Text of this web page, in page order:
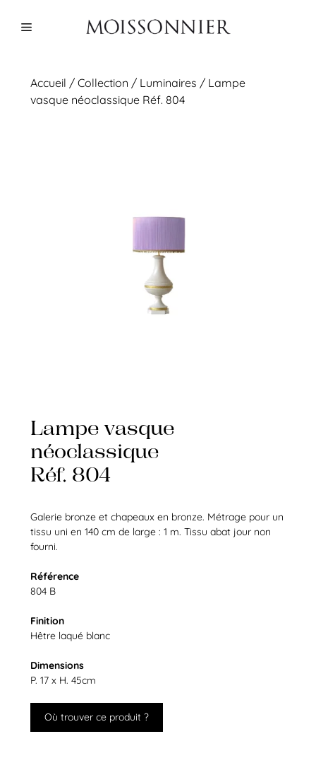
Menu
Accueil /Collection / Luminaires / Lampe
vasque néoclassique Réf. 804
Lampe vasque
néoclassique
Réf. 804
Galerie bronze et chapeaux en bronze. Métrage pour un
tissu uni en 140 cm de large : 1 m. Tissu abat jour non
fourni.
Référence
804 B
Finition
Hêtre laqué blanc
Dimensions
P. 17 x H. 45cm
Où trouver ce produit ?